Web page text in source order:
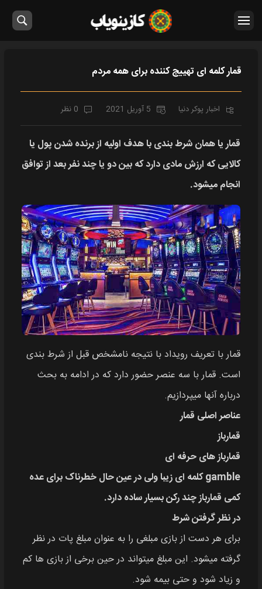
قمار کلمه ای تهییج کننده برای همه مردم
اخبار پوکر دنیا 5 آوریل 2021 0 نظر
قمار یا همان شرط بندی با هدف اولیه از برنده شدن پول یا
کالایی که ارزش مادی دارد که بین دو یا چند نفر بعد از توافق
انجام میشود.
قمار با تعریف رویداد با نتیجه نامشخص قبل از شرط بندی
است. قمار با سه عنصر حضور دارد که در ادامه به بحث
درباره آنها میپردازیم.
عناصر اصلی قمار
قمارباز
قمارباز های حرفه ای
gamble کلمه ای زیبا ولی در عین حال خطرناک برای عده
کمی قمارباز چند رکن بسیار ساده دارد.
در نظر گرفتن شرط
برای هر دست از بازی مبلغی را به عنوان مبلغ پات در نظر
گرفته میشود. این مبلغ میتواند در حین برخی از بازی ها کم
و زیاد شود و حتی بیمه شود.